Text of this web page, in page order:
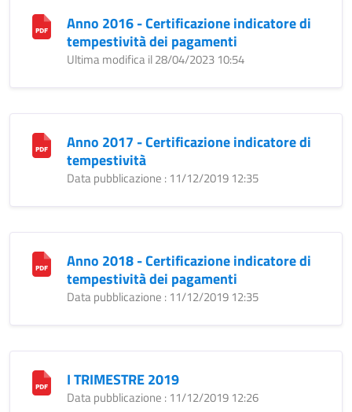
Anno 2016 - Certificazione indicatore di
tempestività dei pagamenti
Ultima modifica il 28/04/2023 10:54
Anno 2017 - Certificazione indicatore di
tempestività
Data pubblicazione : 11/12/2019 12:35
Anno 2018 - Certificazione indicatore di
tempestività dei pagamenti
Data pubblicazione : 11/12/2019 12:35
I TRIMESTRE 2019
Data pubblicazione : 11/12/2019 12:26